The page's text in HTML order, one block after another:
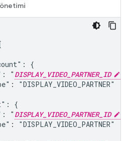
{
"
DISPLAY_VIDEO_PARTNER_ID
"DISPLAY_VIDEO_PARTNER"
{
"
DISPLAY_VIDEO_PARTNER_ID
"DISPLAY_VIDEO_PARTNER"